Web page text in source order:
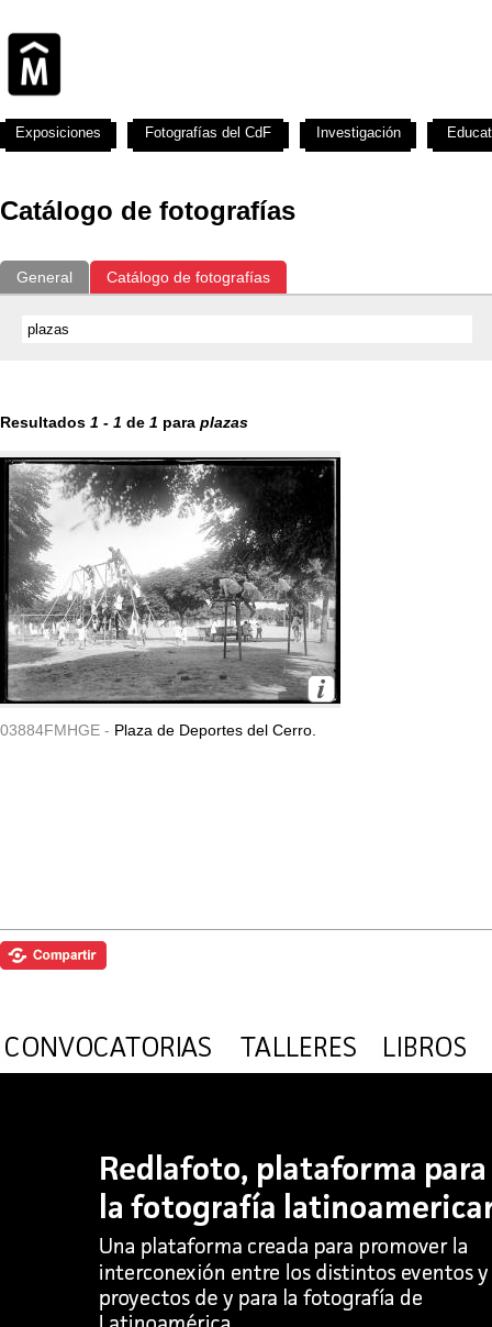
Catálogo de fotografías
General Catálogo de fotografías
Resultados 1 - 1 de 1 para plazas
03884FMHGE - Plaza de Deportes del Cerro.
Exposiciones Fotografías del CdF Investigación